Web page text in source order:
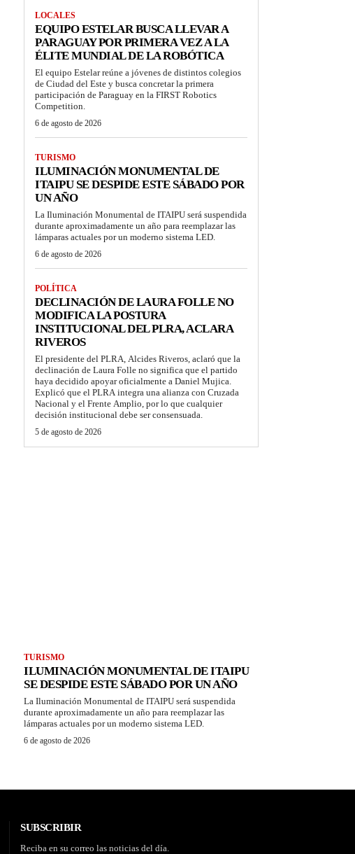
LOCALES
EQUIPO ESTELAR BUSCA LLEVAR A
PARAGUAY POR PRIMERA VEZ A LA
ÉLITE MUNDIAL DE LA ROBÓTICA
El equipo Estelar reúne a jóvenes de distintos colegios
de Ciudad del Este y busca concretar la primera
participación de Paraguay en la FIRST Robotics
Competition.
6 de agosto de 2026
TURISMO
ILUMINACIÓN MONUMENTAL DE
ITAIPU SE DESPIDE ESTE SÁBADO POR
UN AÑO
La Iluminación Monumental de ITAIPU será suspendida
durante aproximadamente un año para reemplazar las
lámparas actuales por un moderno sistema LED.
6 de agosto de 2026
POLÍTICA
DECLINACIÓN DE LAURA FOLLE NO
MODIFICA LA POSTURA
INSTITUCIONAL DEL PLRA, ACLARA
RIVEROS
El presidente del PLRA, Alcides Riveros, aclaró que la
declinación de Laura Folle no significa que el partido
haya decidido apoyar oficialmente a Daniel Mujica.
Explicó que el PLRA integra una alianza con Cruzada
Nacional y el Frente Amplio, por lo que cualquier
decisión institucional debe ser consensuada.
5 de agosto de 2026
TURISMO
ILUMINACIÓN MONUMENTAL DE ITAIPU
SE DESPIDE ESTE SÁBADO POR UN AÑO
La Iluminación Monumental de ITAIPU será suspendida
durante aproximadamente un año para reemplazar las
lámparas actuales por un moderno sistema LED.
6 de agosto de 2026
SUBSCRIBIR
Reciba en su correo las noticias del día.